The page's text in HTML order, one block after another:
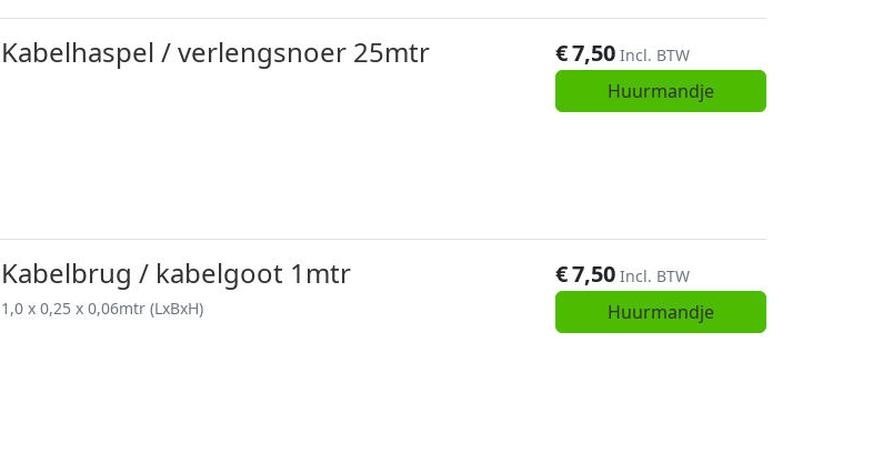
€7,50 Incl. BTW
Huurmandje
Kabelhaspel / verlengsnoer 25mtr
€7,50 Incl. BTW
Huurmandje
Kabelbrug / kabelgoot 1mtr
1,0 x 0,25 x 0,06mtr (LxBxH)